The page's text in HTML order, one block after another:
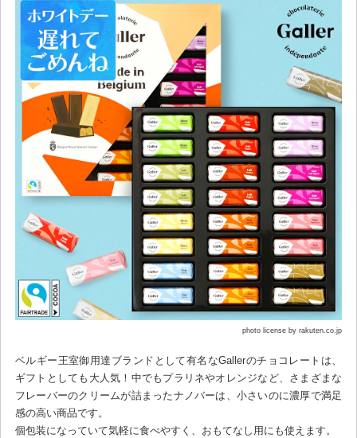
photo license by rakuten.co.jp
ベルギー王室御用達ブランドとして有名なGallerのチョコレートは、
ギフトとしても大人気！中でもプラリネやオレンジなど、さまざまな
フレーバーのクリームが詰まったナノバーは、小さいのに濃厚で満足
感の高い商品です。
個包装になっていて気軽に食べやすく、おもてなし用にも使えます。